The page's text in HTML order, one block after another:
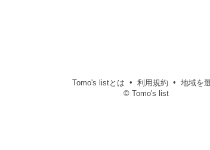
Tomo's listとは 利用規約
地域を
© Tomo's list